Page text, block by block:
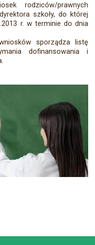
rodziców/prawnych
szkoły, do której
r. w terminie do dnia
sporządza listę
dofinansowania i